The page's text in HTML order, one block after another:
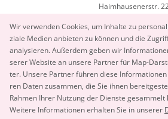
Wir ver­wen­den Coo­kies, um In­hal­te zu
zia­le Me­di­en an­bie­ten zu kön­nen und die
ana­ly­sie­ren. Au­ßer­dem geben wir
se­rer Web­site an un­se­re Part­ner für Map-
ter. Un­se­re Part­ner füh­ren diese
ren Daten zu­sam­men, die Sie ihnen
Rah­men Ihrer Nut­zung der Diens­te ge­sam­melt
Wei­te­re In­for­ma­tio­nen er­hal­ten Sie in un­se­rer
Haimhausenerstr.
Copyright 2026 © SIMS